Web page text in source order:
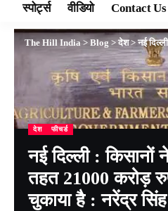
स्पोर्ट्स वीडियो Contact Us
The Hill India >Blog > देश> नई दिल्ली : किसानों
देश फीचर्ड
नई दिल्ली : किसानों
तहत 21000 करोड़
चुकाया है : नरेंद्र